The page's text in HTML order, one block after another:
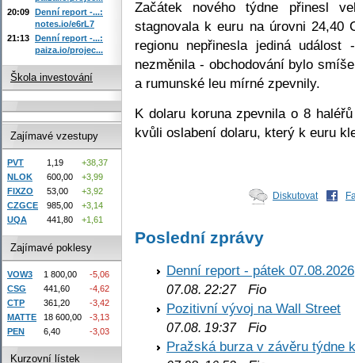
Začátek nového týdne přinesl
stagnovala k euru na úrovni 24,40
regionu nepřinesla jediná
nezměnila - obchodování bylo
a rumunské leu mírné zpevnily.
K dolaru koruna zpevnila o 8
kvůli oslabení dolaru, který k euru
Diskutovat
Poslední zprávy
Denní report - pátek 07.08.2026
07.08. 22:27Fio
Pozitivní vývoj na Wall Street
07.08. 19:37Fio
Pražská burza v závěru týdne
20:09 Denní report -...:
notes.io/e6rL7
21:13 Denní report -...:
paiza.io/projec...
Škola investování
Zajímavé vzestupy
PVT 1,19
+38,37
NLOK
600,00
+3,99
FIXZO
53,00
+3,92
CZGCE
985,00
+3,14
UQA
441,80 +1,61
Zajímavé poklesy
VOW3 1 800,00
-5,06
CSG
441,60
-4,62
CTP
361,20
-3,42
MATTE
18 600,00
-3,13
PEN
6,40 -3,03
Kurzovní lístek